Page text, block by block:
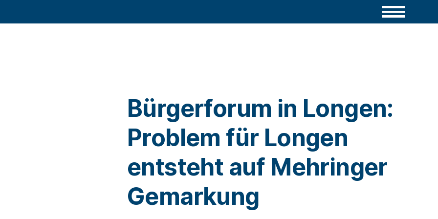
Bürgerforum in Longen:
Problem für Longen
entsteht auf Mehringer
Gemarkung